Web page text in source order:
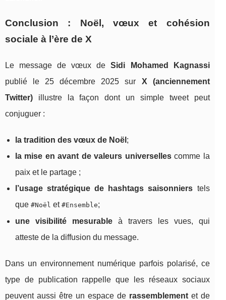
Conclusion : Noël, vœux et cohésion
sociale à l’ère de X
Le message de vœux deSidi Mohamed Kagnassi
publié le 25 décembre 2025 sur X (anciennement
Twitter) illustre la façon dont un simple tweet peut
conjuguer :
la tradition des vœux de Noël ;
la mise en avant de valeurs universellescomme la
paix et le partage ;
l’usage stratégique de hashtags saisonniers tels
que #Noël et #Ensemble;
une visibilité mesurableà travers les vues, qui
atteste de la diffusion du message.
Dans un environnement numérique parfois polarisé, ce
type de publication rappelle que les réseaux sociaux
peuvent aussi être un espace de rassemblementet de